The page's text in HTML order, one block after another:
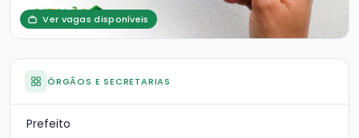
Ver vagas disponíveis
ÓRGÃOS E SECRETARIAS
Prefeito